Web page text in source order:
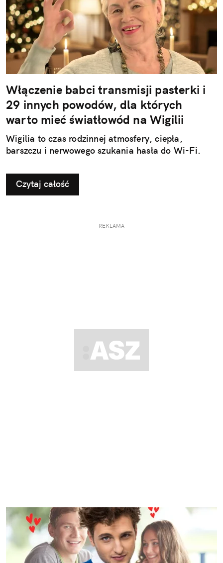
Włączenie babci transmisji pasterki i
29 innych powodów, dla których
warto mieć światłowód na Wigilii
Wigilia to czas rodzinnej atmosfery, ciepła,
barszczu i nerwowego szukania hasła do Wi-Fi.
Czytaj całość
REKLAMA